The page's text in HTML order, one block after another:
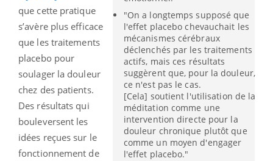
"On a longtemps supposé que
l'effet placebo chevauchait les
mécanismes cérébraux
déclenchés par les traitements
actifs, mais ces résultats
suggèrent que, pour la douleur,
ce n'est pas le cas.
[Cela] soutient l'utilisation de la
méditation comme une
intervention directe pour la
douleur chronique plutôt que
comme un moyen d'engager
l'effet placebo."
que cette pratique
s’avère plus efficace
que les traitements
placebo pour
soulager la douleur
chez des patients.
Des résultats qui
bouleversent les
idées reçues sur le
fonctionnement de